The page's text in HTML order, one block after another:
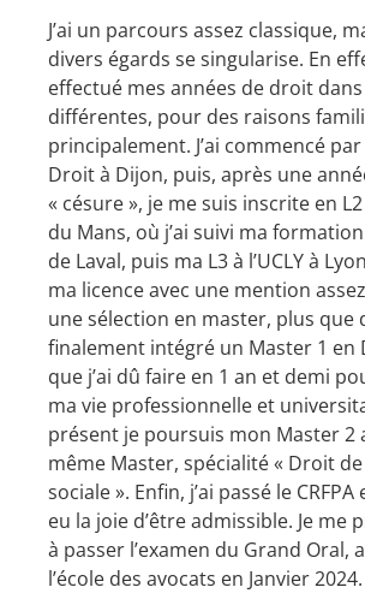
J’ai un parcours assez classique,
divers égards se singularise. En
effectué mes années de droit
différentes, pour des raisons
principalement. J’ai commencé
Droit à Dijon, puis, après une
« césure », je me suis inscrite en
du Mans, où j’ai suivi ma
de Laval, puis ma L3 à l’UCLY à
ma licence avec une mention
une sélection en master, plus que
finalement intégré un Master 1 en
que j’ai dû faire en 1 an et demi
ma vie professionnelle et
présent je poursuis mon Master 2
même Master, spécialité « Droit
sociale ». Enfin, j’ai passé le CRFPA
eu la joie d’être admissible. Je me
à passer l’examen du Grand Oral,
l’école des avocats en Janvier 2024.